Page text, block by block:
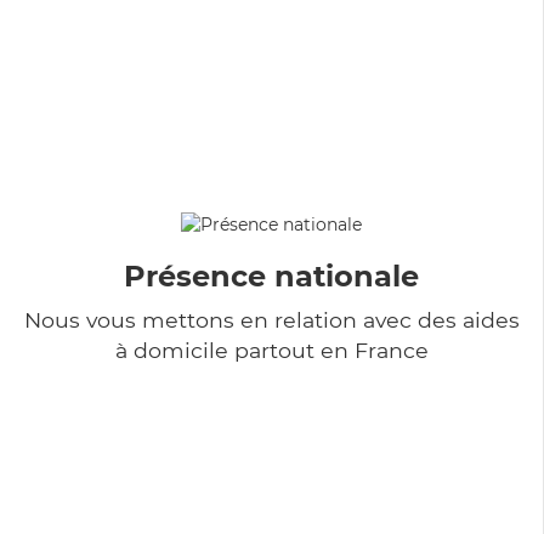
Présence nationale
Nous vous mettons en relation avec des aides
à domicile partout en France